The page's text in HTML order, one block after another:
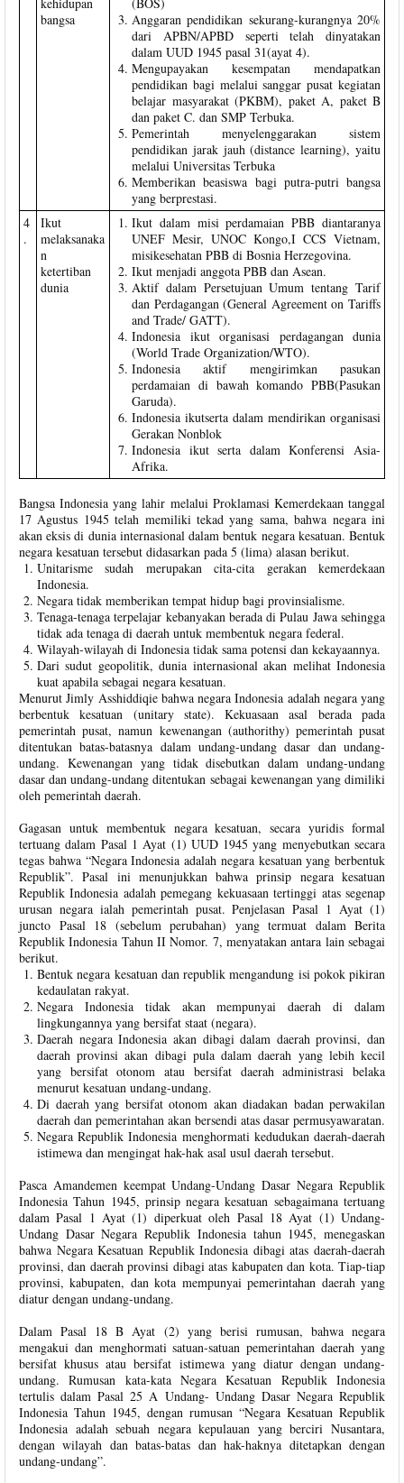
bangsa
Anggaran pendidikan sekurang-kurangnya 20%
dari APBN/APBD seperti telah dinyatakan
dalam UUD 1945 pasal 31(ayat 4).
Mengupayakan kesempatan mendapatkan
pendidikan bagi melalui sanggar pusat kegiatan
belajar masyarakat (PKBM), paket A, paket B
dan paket C. dan SMP Terbuka.
Pemerintah menyelenggarakan sistem
pendidikan jarak jauh (distance learning), yaitu
melalui Universitas Terbuka
Memberikan beasiswa bagi putra-putri bangsa
yang berprestasi.
4
.
Ikut
melaksanaka
n
ketertiban
dunia
Ikut dalam misi perdamaian PBB diantaranya
UNEF Mesir, UNOC Kongo,I CCS Vietnam,
misikesehatan PBB di Bosnia Herzegovina.
Ikut menjadi anggota PBB dan Asean.
Aktif dalam Persetujuan Umum tentang Tarif
dan Perdagangan (General Agreement on Tariffs
and Trade/ GATT).
Indonesia ikut organisasi perdagangan dunia
(World Trade Organization/WTO).
Indonesia aktif mengirimkan pasukan
perdamaian di bawah komando PBB(Pasukan
Garuda).
Indonesia ikutserta dalam mendirikan organisasi
Gerakan Nonblok
Indonesia ikut serta dalam Konferensi Asia-
Afrika.
Bangsa Indonesia yang lahir melalui Proklamasi Kemerdekaan tanggal
17 Agustus 1945 telah memiliki tekad yang sama, bahwa negara ini
akan eksis di dunia internasional dalam bentuk negara kesatuan. Bentuk
negara kesatuan tersebut didasarkan pada 5 (lima) alasan berikut.
Unitarisme sudah merupakan cita-cita gerakan kemerdekaan
Indonesia.
Negara tidak memberikan tempat hidup bagi provinsialisme.
Tenaga-tenaga terpelajar kebanyakan berada di Pulau Jawa sehingga
tidak ada tenaga di daerah untuk membentuk negara federal.
Wilayah-wilayah di Indonesia tidak sama potensi dan kekayaannya.
Dari sudut geopolitik, dunia internasional akan melihat Indonesia
kuat apabila sebagai negara kesatuan.
Menurut Jimly Asshiddiqie bahwa negara Indonesia adalah negara yang
berbentuk kesatuan (unitary state). Kekuasaan asal berada pada
pemerintah pusat, namun kewenangan (authorithy) pemerintah pusat
ditentukan batas-batasnya dalam undang-undang dasar dan undang-
undang. Kewenangan yang tidak disebutkan dalam undang-undang
dasar dan undang-undang ditentukan sebagai kewenangan yang dimiliki
oleh pemerintah daerah.
Gagasan untuk membentuk negara kesatuan, secara yuridis formal
tertuang dalam Pasal 1 Ayat (1) UUD 1945 yang menyebutkan secara
tegas bahwa “Negara Indonesia adalah negara kesatuan yang berbentuk
Republik”. Pasal ini menunjukkan bahwa prinsip negara kesatuan
Republik Indonesia adalah pemegang kekuasaan tertinggi atas segenap
urusan negara ialah pemerintah pusat. Penjelasan Pasal 1 Ayat (1)
juncto Pasal 18 (sebelum perubahan) yang termuat dalam Berita
Republik Indonesia Tahun II Nomor. 7, menyatakan antara lain sebagai
berikut.
Bentuk negara kesatuan dan republik mengandung isi pokok pikiran
kedaulatan rakyat.
Negara Indonesia tidak akan mempunyai daerah di dalam
lingkungannya yang bersifat staat (negara).
Daerah negara Indonesia akan dibagi dalam daerah provinsi, dan
daerah provinsi akan dibagi pula dalam daerah yang lebih kecil
yang bersifat otonom atau bersifat daerah administrasi belaka
menurut kesatuan undang-undang.
Di daerah yang bersifat otonom akan diadakan badan perwakilan
daerah dan pemerintahan akan bersendi atas dasar permusyawaratan.
Negara Republik Indonesia menghormati kedudukan daerah-daerah
istimewa dan mengingat hak-hak asal usul daerah tersebut.
Pasca Amandemen keempat Undang-Undang Dasar Negara Republik
Indonesia Tahun 1945, prinsip negara kesatuan sebagaimana tertuang
dalam Pasal 1 Ayat (1) diperkuat oleh Pasal 18 Ayat (1) Undang-
Undang Dasar Negara Republik Indonesia tahun 1945, menegaskan
bahwa Negara Kesatuan Republik Indonesia dibagi atas daerah-daerah
provinsi, dan daerah provinsi dibagi atas kabupaten dan kota. Tiap-tiap
provinsi, kabupaten, dan kota mempunyai pemerintahan daerah yang
diatur dengan undang-undang.
Dalam Pasal 18 B Ayat (2) yang berisi rumusan, bahwa negara
mengakui dan menghormati satuan-satuan pemerintahan daerah yang
bersifat khusus atau bersifat istimewa yang diatur dengan undang-
undang. Rumusan kata-kata Negara Kesatuan Republik Indonesia
tertulis dalam Pasal 25 A Undang- Undang Dasar Negara Republik
Indonesia Tahun 1945, dengan rumusan “Negara Kesatuan Republik
Indonesia adalah sebuah negara kepulauan yang berciri Nusantara,
dengan wilayah dan batas-batas dan hak-haknya ditetapkan dengan
undang-undang”.